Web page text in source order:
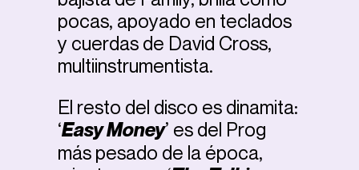
pocas, apoyado en teclados
y cuerdas de David Cross,
multiinstrumentista.
El resto del disco es dinamita:
‘Easy Money’ es del Prog
más pesado de la época,